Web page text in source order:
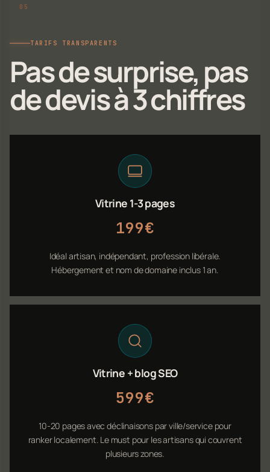
TARIFS TRANSPARENTS
Pas de surprise, pas
de devis à 3 chiffres
Vitrine 1-3 pages
199€
Idéal artisan, indépendant, profession libérale.
Hébergement et nom de domaine inclus 1 an.
Vitrine + blog SEO
599€
10-20 pages avec déclinaisons par ville/service pour
ranker localement. Le must pour les artisans qui couvrent
plusieurs zones.